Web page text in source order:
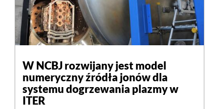
W NCBJ rozwijany jest model
numeryczny źródła jonów dla
systemu dogrzewania plazmy w
ITER